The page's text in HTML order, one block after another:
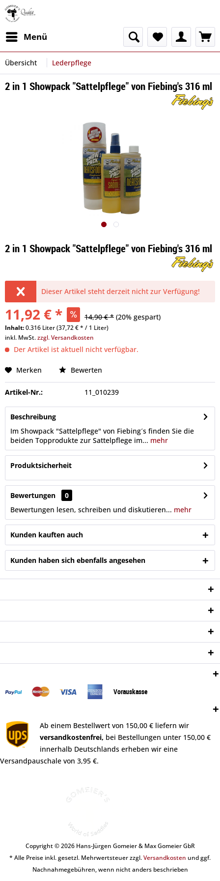
Menü
Übersicht Lederpflege
2 in 1 Showpack "Sattelpflege" von Fiebing's 316 ml
2 in 1 Showpack "Sattelpflege" von Fiebing's 316 ml
Dieser Artikel steht derzeit nicht zur Verfügung!
11,92 € * 14,90 € * (20% gespart)
Inhalt:0.316 Liter (37,72 € * / 1 Liter)
inkl. MwSt.zzgl. Versandkosten
Der Artikel ist aktuell nicht verfügbar.
Merken Bewerten
Artikel-Nr.: 11_010239
Beschreibung
Im Showpack "Sattelpflege" von Fiebing´s finden Sie die
beiden Topprodukte zur Sattelpflege im... mehr
Produktsicherheit
Bewertungen
0
Bewertungen lesen, schreiben und diskutieren... mehr
Kunden kauften auch
Kunden haben sich ebenfalls angesehen
Vorauskasse
Ab einem Bestellwert von 150,00 € liefern wir
versandkostenfrei, bei Bestellungen unter 150,00 €
innerhalb Deutschlands erheben wir eine
Versandpauschale von 3,95 €.
Copyright © 2026 Hans-Jürgen Gomeier & Max Gomeier GbR
* Alle Preise inkl. gesetzl. Mehrwertsteuer zzgl.Versandkosten und ggf.
Nachnahmegebühren, wenn nicht anders beschrieben